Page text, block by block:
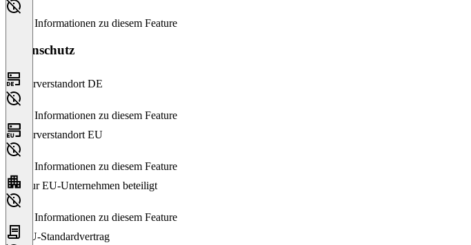
Keine Informationen zu diesem Feature
Datenschutz
Serverstandort DE
Keine Informationen zu diesem Feature
Serverstandort EU
Keine Informationen zu diesem Feature
Nur EU-Unternehmen beteiligt
Keine Informationen zu diesem Feature
EU-Standardvertrag